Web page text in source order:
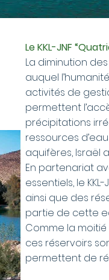
Le KKL-JNF
La diminution
auquel
activités de
permettent
précipitations
ressources
aquifères, Israël a
En partenariat
essentiels, le
ainsi que des
partie de cette
Comme la moitié
ces réservoirs
permettent de